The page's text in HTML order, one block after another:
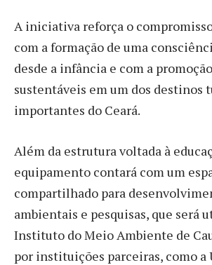
A iniciativa reforça o
com a formação de uma
desde a infância e com a
sustentáveis em um dos destinos
importantes do Ceará.
Além da estrutura voltada à
equipamento contará com um
compartilhado para
ambientais e pesquisas, que será
Instituto do Meio Ambiente de
por instituições parceiras, como a